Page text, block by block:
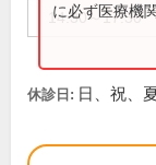
14:30～17:30
に必ず医療機
休診日: 日、祝、